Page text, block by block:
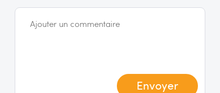
Envoyer